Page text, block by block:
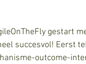
gestart
succesvol! Eerst
outcome-